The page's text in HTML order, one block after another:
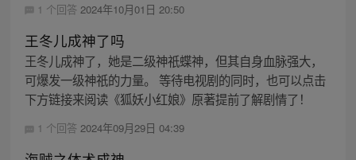
1 个回答 2024年10月01日 20:50
王冬儿成神了吗
王冬儿成神了，她是二级神祇蝶神，但其自身血脉强大，
可爆发一级神祇的力量。 等待电视剧的同时，也可以点击
下方链接来阅读《狐妖小红娘》原著提前了解剧情了！
1 个回答 2024年09月29日 04:39